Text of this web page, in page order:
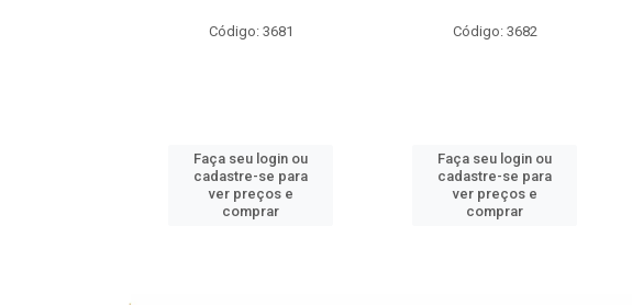
Código: 3681
Faça seu login ou
cadastre-se para
ver preços e
comprar
Código: 3682
Faça seu login ou
cadastre-se para
ver preços e
comprar